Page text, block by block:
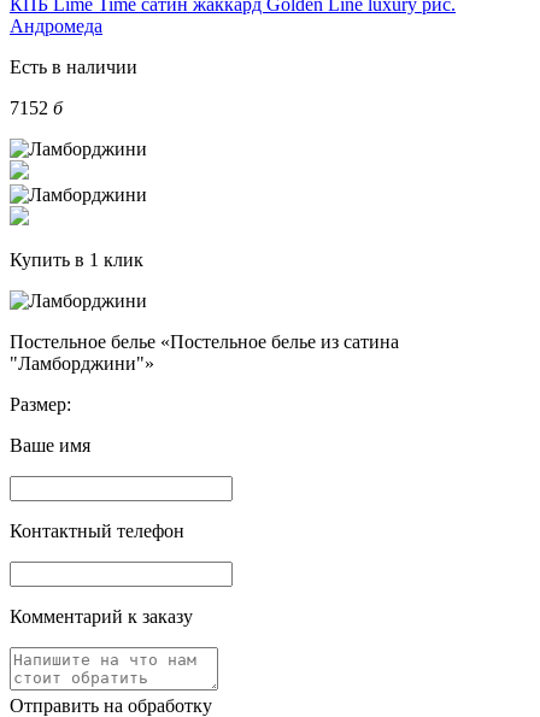
Андромеда
Есть в наличии
7152 б
Купить в 1 клик
Постельное белье «Постельное белье из сатина
"Ламборджини"»
Размер:
Ваше имя
Контактный телефон
Комментарий к заказу
Отправить на обработку